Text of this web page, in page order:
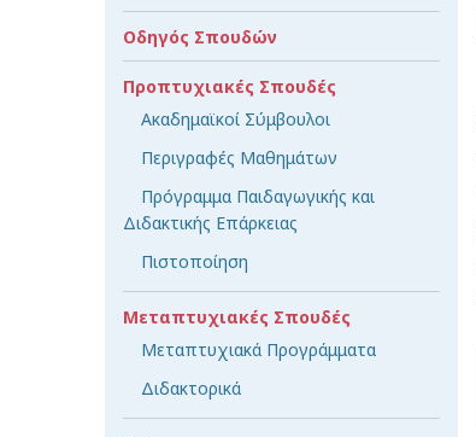
Οδηγός Σπουδών
Προπτυχιακές Σπουδές
Ακαδημαϊκοί Σύμβουλοι
Περιγραφές Μαθημάτων
Πρόγραμμα Παιδαγωγικής και
Διδακτικής Επάρκειας
Πιστοποίηση
Μεταπτυχιακές Σπουδές
Μεταπτυχιακά Προγράμματα
Διδακτορικά